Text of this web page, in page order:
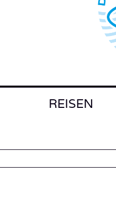
REISEN